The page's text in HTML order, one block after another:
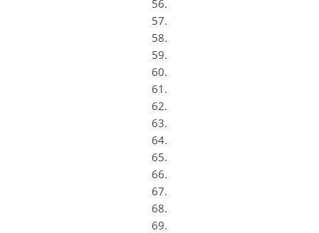
56.
57.
58.
59.
60.
61.
62.
63.
64.
65.
66.
67.
68.
69.